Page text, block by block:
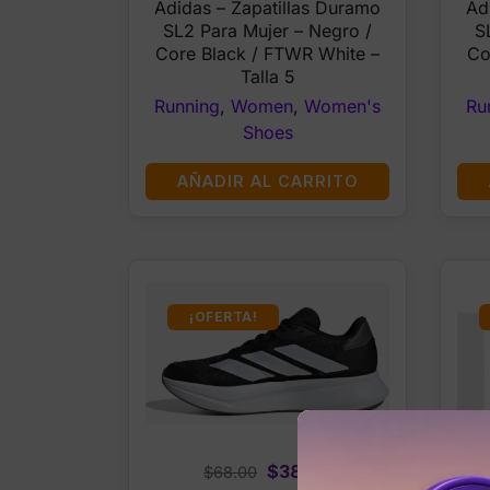
was:
$68.00.
is:
$38.99.
Adidas – Zapatillas Duramo
SL2 Para Mujer – Negro /
Core Black / FTWR White –
Talla 5
Running, Women, Women's
Shoes
AÑADIR AL CARRITO
¡OFERTA!
$68.00 Original
$38.99